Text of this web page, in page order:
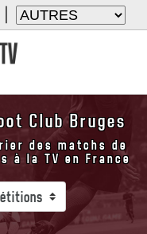
Club Bruges
des matchs de
à la TV en France